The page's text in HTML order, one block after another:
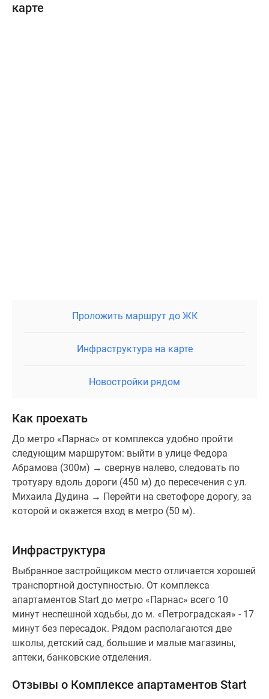
карте
Проложить маршрут до ЖК
Инфраструктура на карте
Новостройки рядом
Как проехать
До метро «Парнас» от комплекса удобно пройти
следующим маршрутом: выйти в улице Федора
Абрамова (300м) → свернув налево, следовать по
тротуару вдоль дороги (450 м) до пересечения с ул.
Михаила Дудина → Перейти на светофоре дорогу, за
которой и окажется вход в метро (50 м).
Инфраструктура
Выбранное застройщиком место отличается хорошей
транспортной доступностью. От комплекса
апартаментов Start до метро «Парнас» всего 10
минут неспешной ходьбы, до м. «Петроградская» - 17
минут без пересадок. Рядом располагаются две
школы, детский сад, большие и малые магазины,
аптеки, банковские отделения.
Отзывы о Комплексе апартаментов Start